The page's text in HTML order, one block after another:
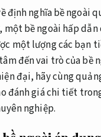
định nghĩa bề ngoài
một bề ngoài hấp
một lượng các bạn
đến vai trò của bề
đại, hãy cùng
đánh giá chi tiết
nghiệp.